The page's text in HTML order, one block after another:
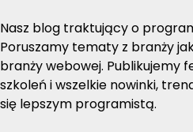
Nasz blog traktujący o
Poruszamy tematy z branży
branży webowej. Publikujemy
szkoleń i wszelkie nowinki,
się lepszym programistą.